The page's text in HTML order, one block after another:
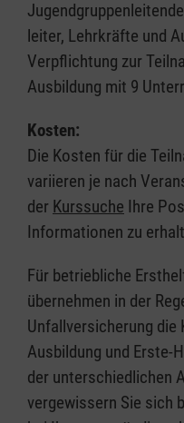
leiter, Lehrkräfte und
Verpflichtung zur
Ausbildung mit 9
Kosten:
Die Kosten für die
variieren je nach
der Kurssuche Ihre
Informationen zu
Für betriebliche
übernehmen in der
Unfallversicherung die
Ausbildung und Erste-
der unterschiedlichen
vergewissern Sie sich